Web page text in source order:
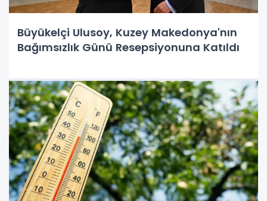
Büyükelçi Ulusoy, Kuzey Makedonya'nın
Bağımsızlık Günü Resepsiyonuna Katıldı